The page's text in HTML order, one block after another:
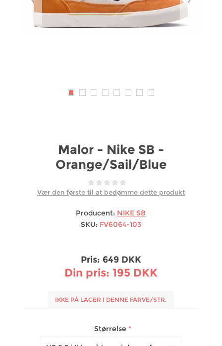
Malor - Nike SB -
Orange/Sail/Blue
Vær den første til at bedømme dette produkt
Producent: NIKE SB
SKU: FV6064-103
Pris: 649 DKK
Din pris: 195 DKK
IKKE PÅ LAGER I DENNE FARVE/STR.
Størrelse *